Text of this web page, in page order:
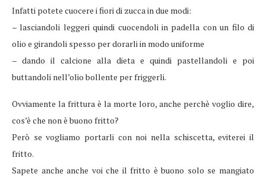
Infatti potete cuocere i fiori di zucca in due modi:
– lasciandoli leggeri quindi cuocendoli in padella con un filo di
olio e girandoli spesso per dorarli in modo uniforme
– dando il calcione alla dieta e quindi pastellandoli e poi
buttandoli nell’olio bollente per friggerli.
Ovviamente la frittura è la morte loro, anche perchè voglio dire,
cos’è che non è buono fritto?
Però se vogliamo portarli con noi nella schiscetta, eviterei il
fritto.
Sapete anche anche voi che il fritto è buono solo se mangiato